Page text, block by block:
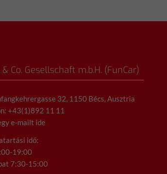
& Co. Gesellschaft m.b.H. (FunCar)
32, 1150 Bécs, Ausztria
+43(1)892 11 11
e-mailt ide
idő:
19:00
7:30-15:00